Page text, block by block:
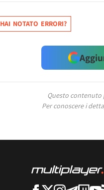
HAI NOTATO ERRORI?
Questo contenuto
Per conoscere i